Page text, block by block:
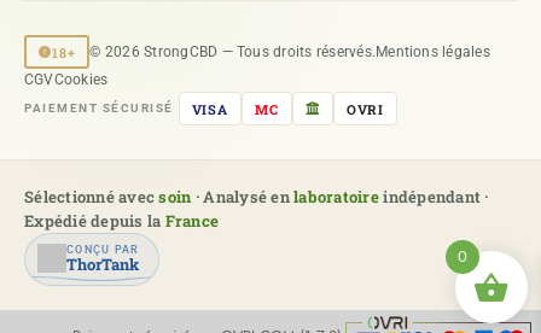
18+ © 2026 StrongCBD — Tous droits réservés.Mentions légales
CGVCookies
PAIEMENT SÉCURISÉ VISA MC OVRI
Sélectionné avecsoin · Analysé enlaboratoireindépendant ·
Expédié depuis la France
CONÇU PAR
ThorTank 0